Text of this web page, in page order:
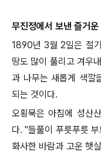
무진정에서 보낸 즐거운
1890년3월2일은 절
땅도 많이 풀리고 겨우
과 나무는 새롭게 색깔
되는 것이다.
오횡묵은 아침에 성산
다. "들풀이 푸릇푸릇
화사한 바람과 고운 햇